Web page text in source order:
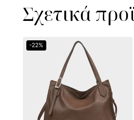
Σχετικά
-22%